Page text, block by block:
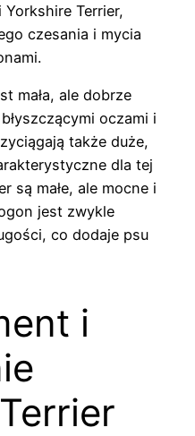
Terrier,
czesania i mycia
mała, ale dobrze
oczami i
także duże,
dla tej
są małe, ale mocne i
jest zwykle
co dodaje psu
i